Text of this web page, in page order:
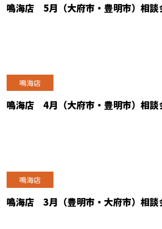
鳴海店 5月（大府市・豊明市）相談
鳴海店 4月（大府市・豊明市）相談
鳴海店
鳴海店 3月（豊明市・大府市）相談
鳴海店